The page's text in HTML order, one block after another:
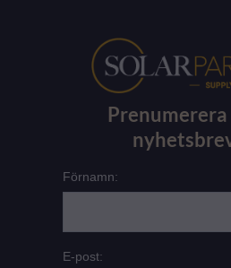
Förnamn:
E-post: